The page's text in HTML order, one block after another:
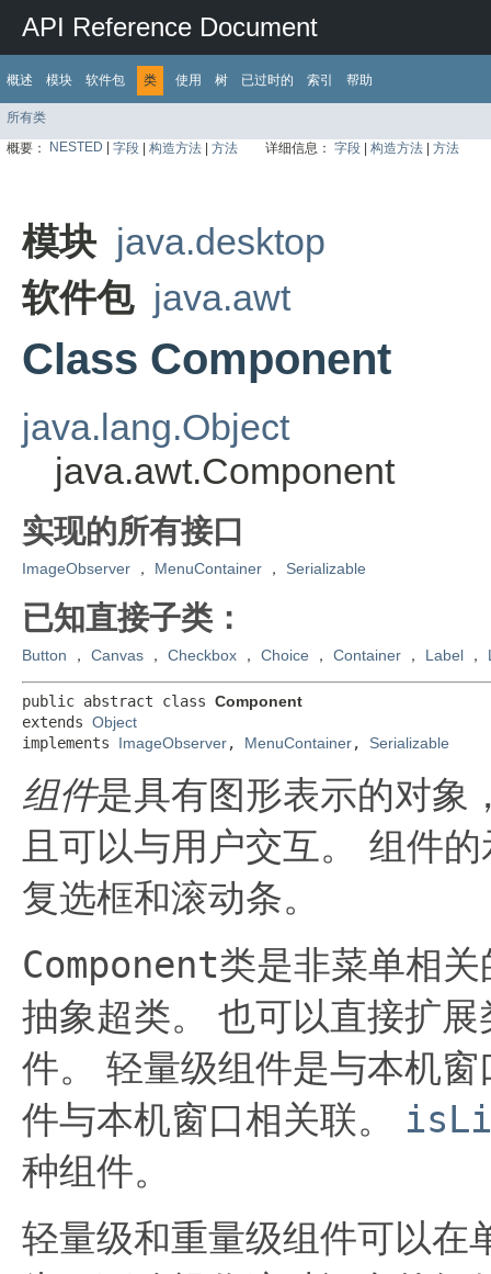
API Reference Document
概述 模块 软件包 类 使用 树 已过时的 索引 帮助
所有类
概要： NESTED 字段 构造方法 方法 详细信息： 字段 构造方法 方法
模块 java.desktop
软件包 java.awt
Class Component
java.lang.Object
java.awt.Component
实现的所有接口
ImageObserver ， MenuContainer ， Serializable
已知直接子类：
Button ， Canvas ， Checkbox ， Choice ， Container ， Label ，
public abstract class Component
extends Object
implements ImageObserver, MenuContainer, Serializable
组件是具有图形表示的对象
且可以与用户交互。
组件
复选框和滚动条。
Component类是非菜单相
抽象超类。
也可以直接扩展
件。
轻量级组件是与本机
件与本机窗口相关联。
种组件。
轻量级和重量级组件可以在